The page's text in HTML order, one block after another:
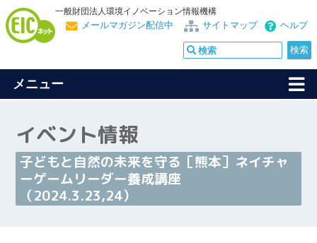
一般財団法人環境イノベーション情報機構
ヘルプ
サイトマップ
メールマガジン配信中
メニュー
イベント情報
子どもと自然の未来を守る［熊本］ネイチャ
ーゲームリーダー養成講座
（2024.3.23,24）